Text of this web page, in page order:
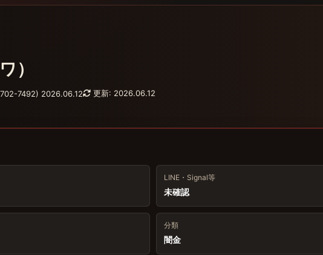
）
7492) 2026.06.12 更新: 2026.06.12
LINE・Signal等
未確認
分類
闇金